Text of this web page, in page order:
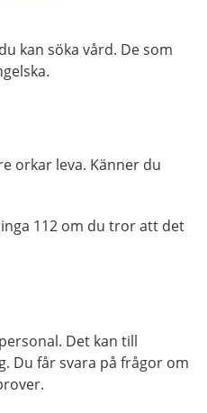
kan söka vård. De som
orkar leva. Känner du
112 om du tror att det
Det kan till
Du får svara på frågor om